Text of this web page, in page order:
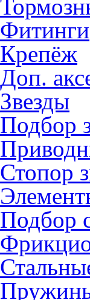
Фитинги
Крепёж
Доп.
Звезды
Подбор
Стопор
Подбор